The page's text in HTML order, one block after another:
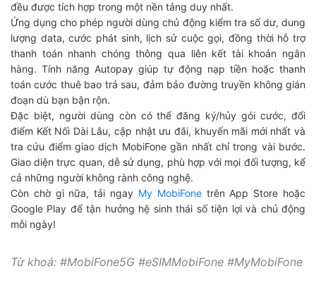
đều được tích hợp trong một nền tảng duy nhất.
Ứng dụng cho phép người dùng chủ động kiểm tra số dư, dung
lượng data, cước phát sinh, lịch sử cuộc gọi, đồng thời hỗ trợ
thanh toán nhanh chóng thông qua liên kết tài khoản ngân
hàng. Tính năng Autopay giúp tự động nạp tiền hoặc thanh
toán cước thuê bao trả sau, đảm bảo đường truyền không gián
đoạn dù bạn bận rộn.
Đặc biệt, người dùng còn có thể đăng ký/hủy gói cước, đổi
điểm Kết Nối Dài Lâu, cập nhật ưu đãi, khuyến mãi mới nhất và
tra cứu điểm giao dịch MobiFone gần nhất chỉ trong vài bước.
Giao diện trực quan, dễ sử dụng, phù hợp với mọi đối tượng, kể
cả những người không rành công nghệ.
Còn chờ gì nữa, tải ngay My MobiFonetrên App Store hoặc
Google Play để tận hưởng hệ sinh thái số tiện lợi và chủ động
mỗi ngày!
Từ khoá: #MobiFone5G #eSIMMobiFone #MyMobiFone